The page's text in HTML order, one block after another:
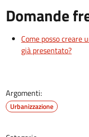
Domande
Come posso creare
già presentato?
Argomenti:
Urbanizzazione